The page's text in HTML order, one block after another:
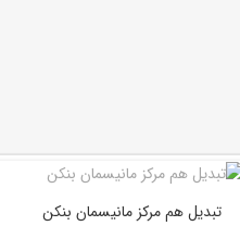
تبدیل هم مرکز مانیسمان بنکن